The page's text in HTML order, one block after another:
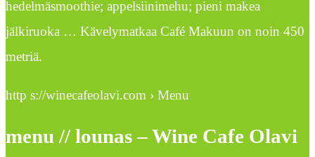
hedelmäsmoothie; appelsiinimehu; pieni makea
jälkiruoka … Kävelymatkaa Café Makuun on noin 450
metriä.
http s://winecafeolavi.com › Menu
menu // lounas – Wine Cafe Olavi